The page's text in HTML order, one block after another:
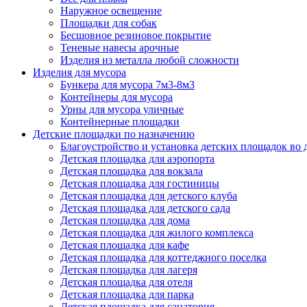
Наружное освещение
Площадки для собак
Бесшовное резиновое покрытие
Теневые навесы арочные
Изделия из металла любой сложности
Изделия для мусора
Бункера для мусора 7м3-8м3
Контейнеры для мусора
Урны для мусора уличные
Контейнерные площадки
Детские площадки по назначению
Благоустройство и установка детских площадок
Детская площадка для аэропорта
Детская площадка для вокзала
Детская площадка для гостиницы
Детская площадка для детского клуба
Детская площадка для детского сада
Детская площадка для дома
Детская площадка для жилого комплекса
Детская площадка для кафе
Детская площадка для коттеджного поселка
Детская площадка для лагеря
Детская площадка для отеля
Детская площадка для парка